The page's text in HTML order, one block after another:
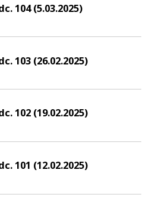
104 (5.03.2025)
103 (26.02.2025)
102 (19.02.2025)
101 (12.02.2025)